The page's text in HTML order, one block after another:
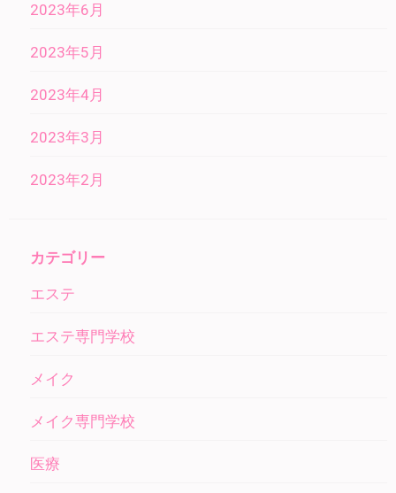
2023年6月
2023年5月
2023年4月
2023年3月
2023年2月
カテゴリー
エステ
エステ専門学校
メイク
メイク専門学校
医療